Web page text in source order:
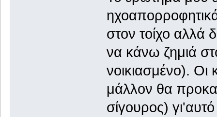
στον τοίχο αλλά
να κάνω ζημιά
νοικιασμένο). Οι
μάλλον θα
σίγουρος)